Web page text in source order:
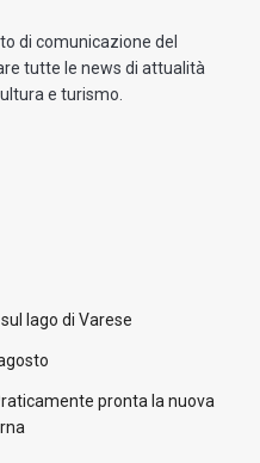
di comunicazione del
tutte le news di attualità
e turismo.
lago di Varese
pronta la nuova